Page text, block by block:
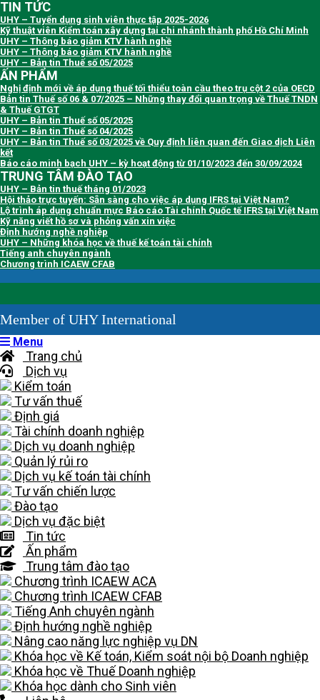
TIN TỨC
UHY – Tuyển dụng sinh viên thực tập 2025-2026
Kỹ thuật viên Kiểm toán xây dựng tại chi nhánh thành phố Hồ Chí Minh
UHY – Thông báo giảm KTV hành nghề
UHY – Thông báo giảm KTV hành nghề
UHY – Bản tin Thuế số 05/2025
ẤN PHẨM
Nghị định mới về áp dụng thuế tối thiểu toàn cầu theo trụ cột 2 của OECD
Bản tin Thuế số 06 & 07/2025 – Những thay đổi quan trọng về Thuế TNDN
& Thuế GTGT
UHY – Bản tin Thuế số 05/2025
UHY – Bản tin Thuế số 04/2025
UHY – Bản tin Thuế số 03/2025 về Quy định liên quan đến Giao dịch Liên
kết
Báo cáo minh bạch UHY – kỳ hoạt động từ 01/10/2023 đến 30/09/2024
TRUNG TÂM ĐÀO TẠO
UHY – Bản tin thuế tháng 01/2023
Hội thảo trực tuyến: Sẵn sàng cho việc áp dụng IFRS tại Việt Nam?
Lộ trình áp dụng chuẩn mực Báo cáo Tài chính Quốc tế IFRS tại Việt Nam
Kỹ năng viết hồ sơ và phỏng vấn xin việc
Định hướng nghề nghiệp
UHY – Những khóa học về thuế kế toán tài chính
Tiếng anh chuyên ngành
Chương trình ICAEW CFAB
Member of UHY International
Menu
Trang chủ
Dịch vụ
Kiểm toán
Tư vấn thuế
Định giá
Tài chính doanh nghiệp
Dịch vụ doanh nghiệp
Quản lý rủi ro
Dịch vụ kế toán tài chính
Tư vấn chiến lược
Đào tạo
Dịch vụ đặc biệt
Tin tức
Ấn phẩm
Trung tâm đào tạo
Chương trình ICAEW ACA
Chương trình ICAEW CFAB
Tiếng Anh chuyên ngành
Định hướng nghề nghiệp
Nâng cao năng lực nghiệp vụ DN
Khóa học về Kế toán, Kiểm soát nội bộ Doanh nghiệp
Khóa học về Thuế Doanh nghiệp
Khóa học dành cho Sinh viên